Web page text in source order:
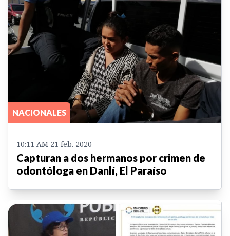
NACIONALES
10:11 AM 21 feb. 2020
Capturan a dos hermanos por crimen de
odontóloga en Danlí, El Paraíso